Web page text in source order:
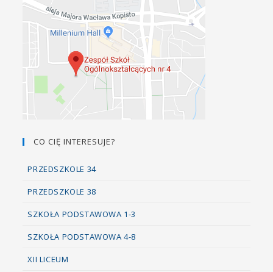
CO CIĘ INTERESUJE?
PRZEDSZKOLE 34
PRZEDSZKOLE 38
SZKOŁA PODSTAWOWA 1-3
SZKOŁA PODSTAWOWA 4-8
XII LICEUM